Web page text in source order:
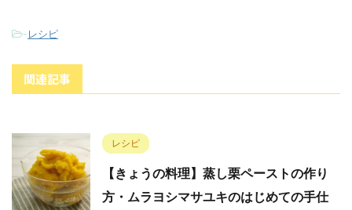
-レシピ
関連記事
レシピ
【きょうの料理】蒸し栗ペーストの作り
方・ムラヨシマサユキのはじめての手仕